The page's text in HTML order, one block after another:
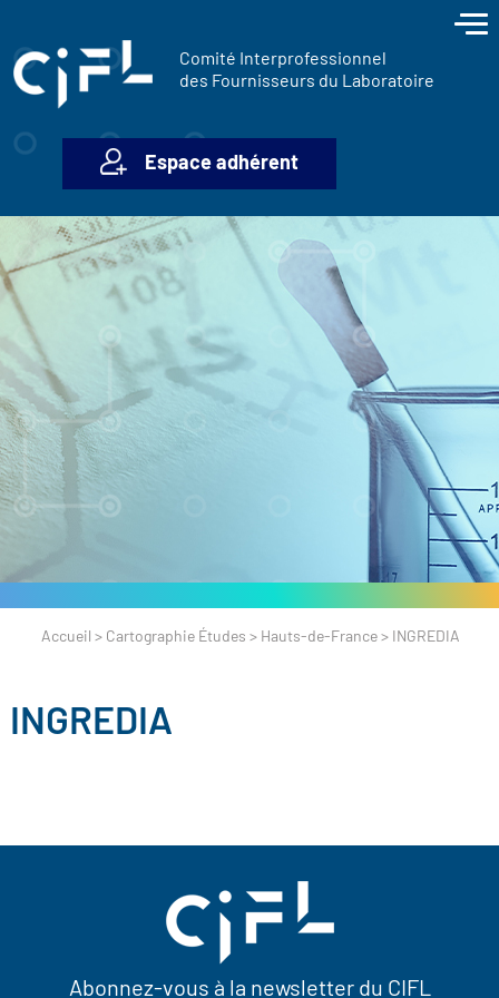
Comité Interprofessionnel
des Fournisseurs du Laboratoire
Espace adhérent
Accueil > Cartographie Études > Hauts-de-France > INGREDIA
INGREDIA
Abonnez-vous à la newsletter du CIFL